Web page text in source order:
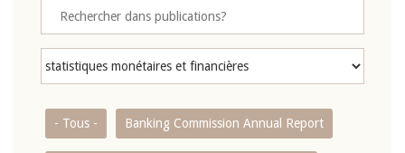
- Tous - Banking Commission Annual Report